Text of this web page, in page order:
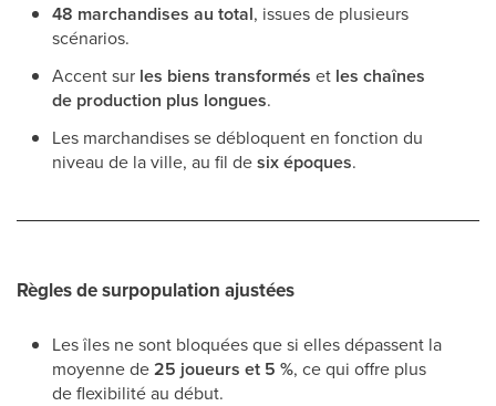
48 marchandises au total, issues de plusieurs
scénarios.
Accent sur les biens transformés et les chaînes
de production plus longues.
Les marchandises se débloquent en fonction du
niveau de la ville, au fil desix époques.
Règles de surpopulation ajustées
Les îles ne sont bloquées que si elles dépassent la
moyenne de25 joueurs et 5 %, ce qui offre plus
de flexibilité au début.